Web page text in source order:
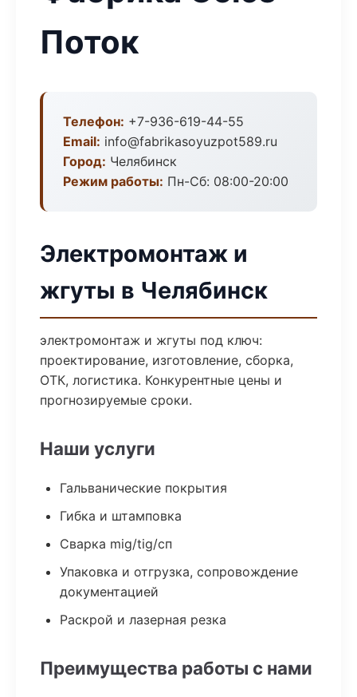
Поток
Телефон: +7-936-619-44-55
Email: info@fabrikasoyuzpot589.ru
Город: Челябинск
Режим работы: Пн-Сб: 08:00-20:00
Электромонтаж и
жгуты в Челябинск
электромонтаж и жгуты под ключ:
проектирование, изготовление, сборка,
ОТК, логистика. Конкурентные цены и
прогнозируемые сроки.
Наши услуги
Гальванические покрытия
Гибка и штамповка
Сварка mig/tig/сп
Упаковка и отгрузка, сопровождение
документацией
Раскрой и лазерная резка
Преимущества работы с нами